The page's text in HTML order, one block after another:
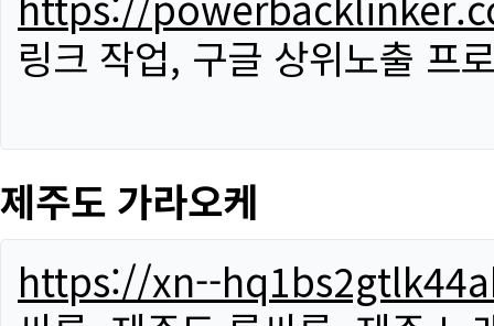
링크 작업, 구글 상위노출 프
제주도 가라오케
https://xn--